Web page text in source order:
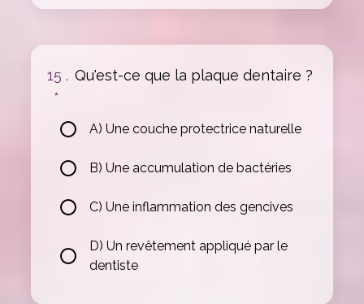
15 . Qu'est-ce que la plaque dentaire ?
*
A) Une couche protectrice naturelle
B) Une accumulation de bactéries
C) Une inflammation des gencives
D) Un revêtement appliqué par le
dentiste